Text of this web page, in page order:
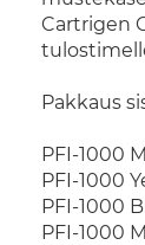
Cartrigen
Pakkaus
PFI-1000
PFI-1000
PFI-1000
PFI-1000